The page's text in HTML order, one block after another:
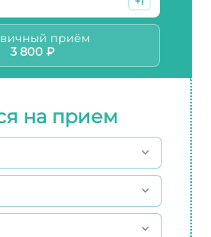
приём
3 800 ₽
на прием